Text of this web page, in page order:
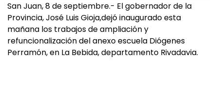
San Juan, 8 de septiembre.- El gobernador de la
Provincia, José Luis Gioja,dejó inaugurado esta
mañana los trabajos de ampliación y
refuncionalización del anexo escuela Diógenes
Perramón, en La Bebida, departamento Rivadavia.